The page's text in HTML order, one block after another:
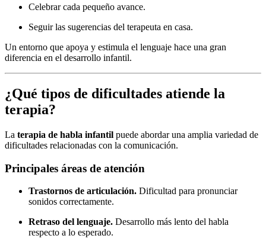
Celebrar cada pequeño avance.
Seguir las sugerencias del terapeuta en casa.
Un entorno que apoya y estimula el lenguaje hace una gran
diferencia en el desarrollo infantil.
¿Qué tipos de dificultades atiende la
terapia?
La terapia de habla infantil puede abordar una amplia variedad de
dificultades relacionadas con la comunicación.
Principales áreas de atención
Trastornos de articulación. Dificultad para pronunciar
sonidos correctamente.
Retraso del lenguaje. Desarrollo más lento del habla
respecto a lo esperado.